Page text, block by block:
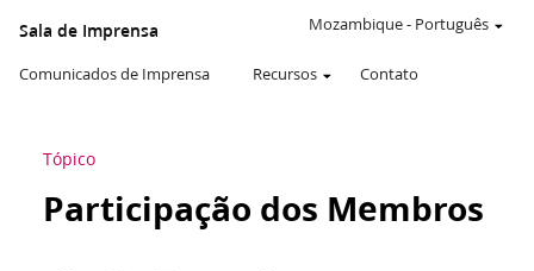
Sala de Imprensa
Comunicados de Imprensa Recursos Contato
Mozambique- Português
Tópico
Participação dos Membros